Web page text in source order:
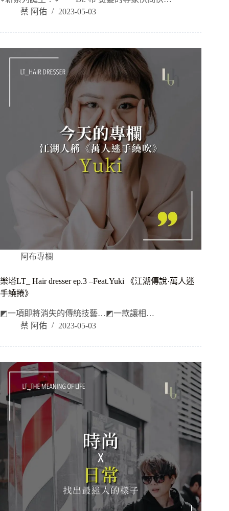
蔡 阿佑
2023-05-03
阿布專欄
樂塔LT_ Hair dresser ep.3 –Feat.Yuki 《江湖傳說·萬人迷
手繞捲》
◩一項即將消失的傳統技藝…◩一款讓相…
蔡 阿佑
2023-05-03